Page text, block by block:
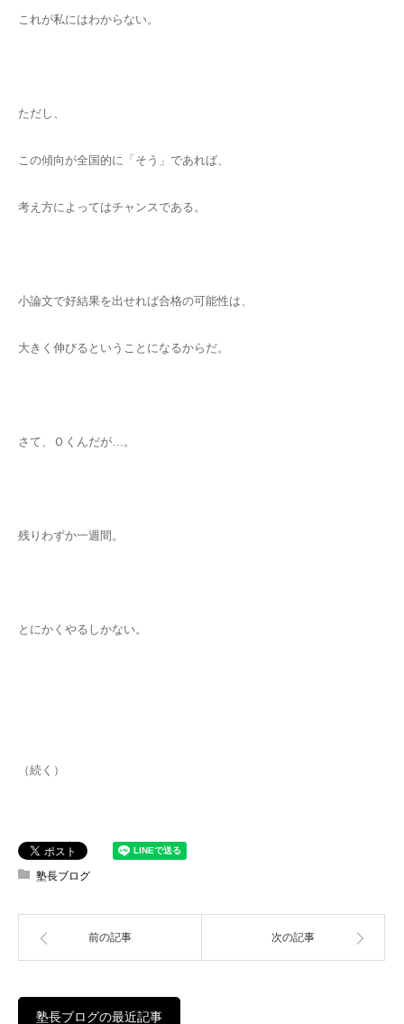
これが私にはわからない。
ただし、
この傾向が全国的に「そう」であれば、
考え方によってはチャンスである。
小論文で好結果を出せれば合格の可能性は、
大きく伸びるということになるからだ。
さて、Ｏくんだが…。
残りわずか一週間。
とにかくやるしかない。
（続く）
塾長ブログ
前の記事 次の記事
塾長ブログの最近記事